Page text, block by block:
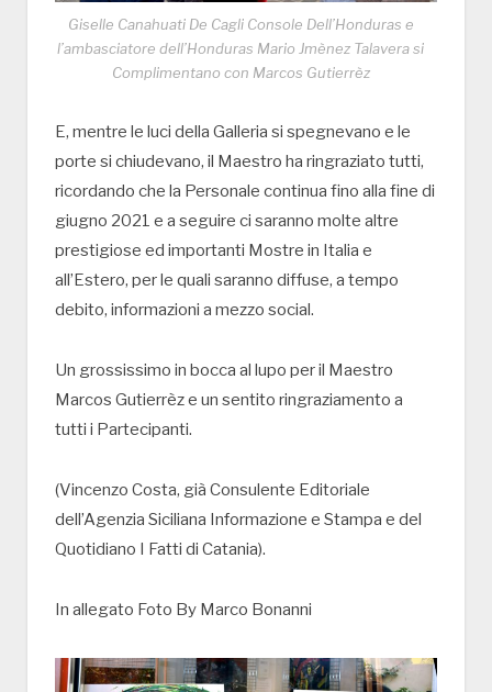
Giselle Canahuati De Cagli Console Dell’Honduras e
l’ambasciatore dell’Honduras Mario Jmènez Talavera si
Complimentano con Marcos Gutierrèz
E, mentre le luci della Galleria si spegnevano e le
porte si chiudevano, il Maestro ha ringraziato tutti,
ricordando che la Personale continua fino alla fine di
giugno 2021 e a seguire ci saranno molte altre
prestigiose ed importanti Mostre in Italia e
all’Estero, per le quali saranno diffuse, a tempo
debito, informazioni a mezzo social.
Un grossissimo in bocca al lupo per il Maestro
Marcos Gutierrèz e un sentito ringraziamento a
tutti i Partecipanti.
(Vincenzo Costa, già Consulente Editoriale
dell’Agenzia Siciliana Informazione e Stampa e del
Quotidiano I Fatti di Catania).
In allegato Foto By Marco Bonanni